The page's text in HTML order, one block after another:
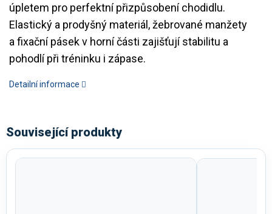
úpletem pro perfektní přizpůsobení chodidlu.
Elastický a prodyšný materiál, žebrované manžety
a fixační pásek v horní části zajišťují stabilitu a
pohodlí při tréninku i zápase.
Detailní informace
Související produkty